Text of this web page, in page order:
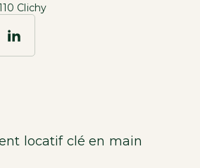
Clichy
locatif clé en main